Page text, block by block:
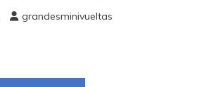
grandesminivueltas